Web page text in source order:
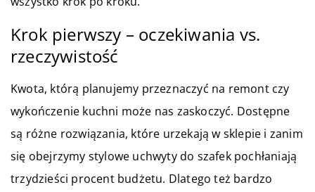
Krok pierwszy – oczekiwania vs.
rzeczywistość
Kwota, którą planujemy przeznaczyć na remont czy
wykończenie kuchni może nas zaskoczyć. Dostępne
są różne rozwiązania, które urzekają w sklepie i zanim
się obejrzymy stylowe uchwyty do szafek pochłaniają
trzydzieści procent budżetu. Dlatego też bardzo